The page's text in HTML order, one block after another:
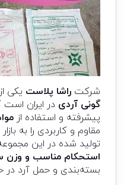
شرکتراشا پلاست یکی
گونی آردی در ایران است
پیشرفته و استفاده از
مقاوم و کاربردی را به
تولید شده در این
استحکام مناسب و
بسته‌بندی و حمل آرد